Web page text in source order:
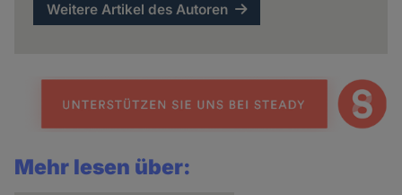
Weitere Artikel des Autoren
Mehr lesen über: